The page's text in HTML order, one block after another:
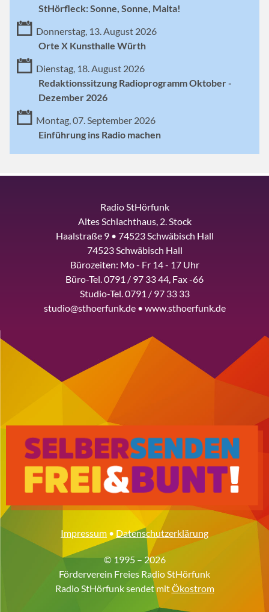
StHörfleck: Sonne, Sonne, Malta!
Donnerstag, 13. August 2026
Orte X Kunsthalle Würth
Dienstag, 18. August 2026
Redaktionssitzung Radioprogramm Oktober -
Dezember 2026
Montag, 07. September 2026
Einführung ins Radio machen
Radio StHörfunk
Altes Schlachthaus, 2. Stock
Haalstraße 9 • 74523 Schwäbisch Hall
74523 Schwäbisch Hall
Bürozeiten: Mo - Fr 14 - 17 Uhr
Büro-Tel. 0791 / 97 33 44, Fax -66
Studio-Tel. 0791 / 97 33 33
studio@sthoerfunk.de • www.sthoerfunk.de
Impressum • Datenschutzerklärung
© 1995 – 2026
Förderverein Freies Radio StHörfunk
Radio StHörfunk sendet mitÖkostrom